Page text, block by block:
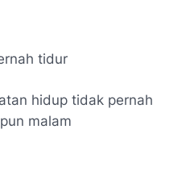
tidur
hidup tidak pernah
malam